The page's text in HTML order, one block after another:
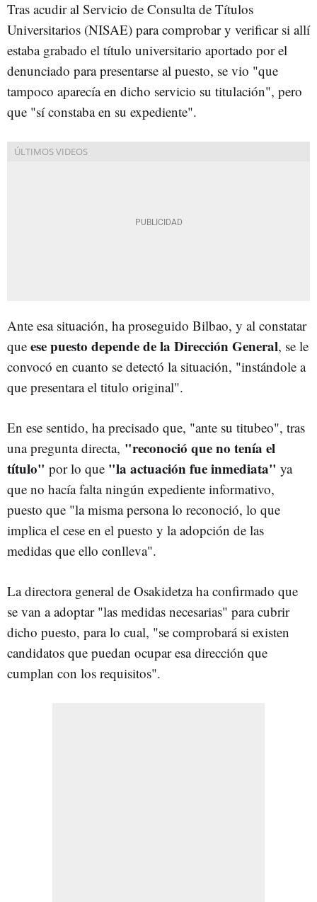
Tras acudir al Servicio de Consulta de Títulos
Universitarios (NISAE) para comprobar y verificar si allí
estaba grabado el título universitario aportado por el
denunciado para presentarse al puesto, se vio "que
tampoco aparecía en dicho servicio su titulación", pero
que "sí constaba en su expediente".
Ante esa situación, ha proseguido Bilbao, y al constatar
que ese puesto depende de la Dirección General, se le
convocó en cuanto se detectó la situación, "instándole a
que presentara el titulo original".
En ese sentido, ha precisado que, "ante su titubeo", tras
una pregunta directa, "reconoció que no tenía el
título" por lo que "la actuación fue inmediata" ya
que no hacía falta ningún expediente informativo,
puesto que "la misma persona lo reconoció, lo que
implica el cese en el puesto y la adopción de las
medidas que ello conlleva".
La directora general de Osakidetza ha confirmado que
se van a adoptar "las medidas necesarias" para cubrir
dicho puesto, para lo cual, "se comprobará si existen
candidatos que puedan ocupar esa dirección que
cumplan con los requisitos".